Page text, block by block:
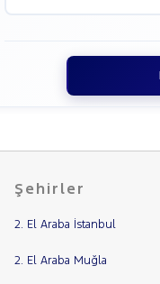
Şehirler
2. El Araba İstanbul
2. El Araba Muğla